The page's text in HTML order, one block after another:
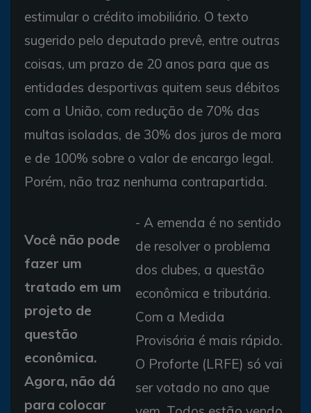
estimular o crédito imobiliário. O texto
sugerido pelo deputado prevê, entre outras
coisas, um prazo de 20 anos para que as
entidades desportivas quitem seus débitos
com a União, com redução de 70% das
multas isoladas, de 30% dos juros de mora
e de 100% sobre o valor de encargo legal.
Porém, não traz nenhuma contrapartida.
Você não pode
fazer um
tratado em um
projeto de
questão
econômica.
Agora, não dá
para colocar
- A emenda é no sentido
de resolver o problema
dos clubes, a questão
econômica e tributária.
Com a Medida
Provisória é mais rápido.
O Proforte (LRFE) só vai
ser votado no ano que